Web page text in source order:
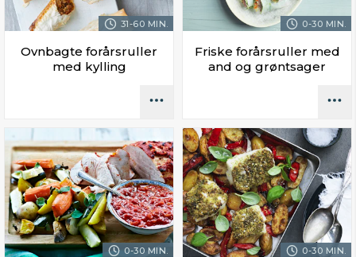
31-60 MIN.
Ovnbagte forårsruller
med kylling
0-30 MIN.
Friske forårsruller med
and og grøntsager
0-30 MIN. 0-30 MIN.